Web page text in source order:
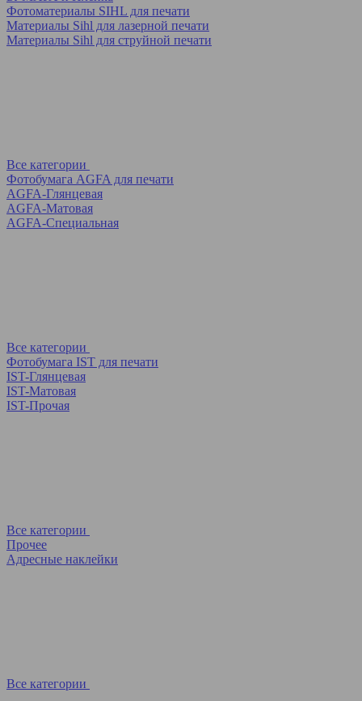
Фотоматериалы SIHL для печати
Материалы Sihl для лазерной печати
Материалы Sihl для струйной печати
Все категории
Фотобумага AGFA для печати
AGFA-Глянцевая
AGFA-Матовая
AGFA-Специальная
Все категории
Фотобумага IST для печати
IST-Глянцевая
IST-Матовая
IST-Прочая
Все категории
Прочее
Адресные наклейки
Все категории